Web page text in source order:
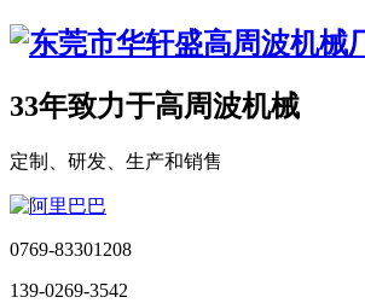
33年致力于高周波机械
定制、研发、生产和销售
0769-83301208
139-0269-3542